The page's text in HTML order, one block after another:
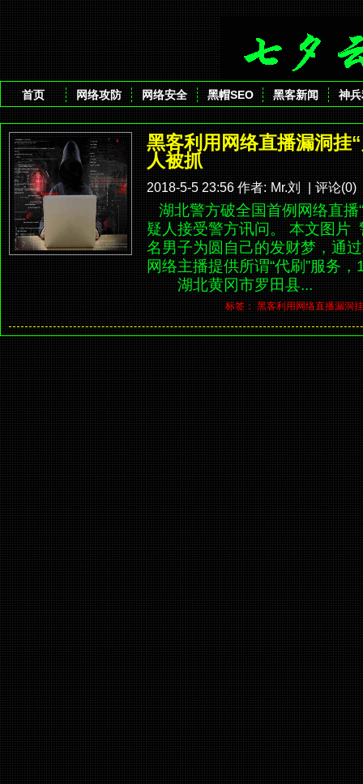
首页 网络攻防 网络安全 黑帽SEO 黑客新闻 神
黑客利用网络直播漏洞挂
人被抓
2018-5-5 23:56 作者: Mr.刘 | 评论(0)
湖北警方破全国首例网络直播
疑人接受警方讯问。 本文图
名男子为圆自己的发财梦，通
网络主播提供所谓“代刷”服务
湖北黄冈市罗田县...
标签：黑客利用网络直播漏洞